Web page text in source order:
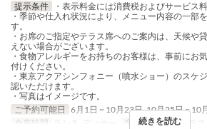
提示条件
・表示料金には消費税およびサービス
・季節や仕入れ状況により、メニュー内容の一部
す。
・お席のご指定やテラス席へのご案内は、天候や
えない場合がございます。
・食物アレルギーをお持ちのお客様は、事前にお
付けください。
・東京アクアシンフォニー（噴水ショー）のスケ
認いただけます。
・写真はイメージです。
ご予約可能日 6月1日 ~ 10月23日, 10月25日 ~ 10
食事時間
ランチ, ディナー 席のカテゴリ テラス
続きを読む